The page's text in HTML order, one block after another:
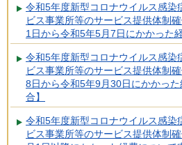
令和5年度新型コロナウイルス感染
ビス事業所等のサービス提供体制
1日から令和5年5月7日にかかった
令和5年度新型コロナウイルス感染
ビス事業所等のサービス提供体制
8日から令和5年9月30日にかかっ
合】
令和5年度新型コロナウイルス感染
ビス事業所等のサービス提供体制